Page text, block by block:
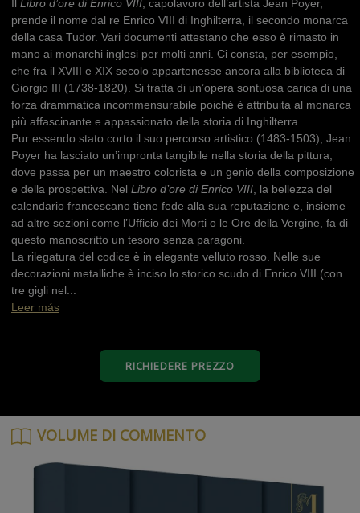
Il Libro d’ore di Enrico VIII , capolavoro dell’artista Jean Poyer,
prende il nome dal re Enrico VIII di Inghilterra, il secondo monarca
della casa Tudor. Vari documenti attestano che esso è rimasto in
mano ai monarchi inglesi per molti anni. Ci consta, per esempio,
che fra il XVIII e XIX secolo appartenesse ancora alla biblioteca di
Giorgio III (1738-1820). Si tratta di un’opera sontuosa carica di una
forza drammatica incommensurabile poiché è attribuita al monarca
più affascinante e appassionato della storia di Inghilterra.
Pur essendo stato corto il suo percorso artistico (1483-1503), Jean
Poyer ha lasciato un’impronta tangibile nella storia della pittura,
dove passa per un maestro colorista e un genio della composizione
e della prospettiva. Nel Libro d’ore di Enrico VIII , la bellezza del
calendario francescano tiene fede alla sua reputazione e, insieme
ad altre sezioni come l’Ufficio dei Morti o le Ore della Vergine, fa di
questo manoscritto un tesoro senza paragoni.
La rilegatura del codice è in elegante velluto rosso. Nelle sue
decorazioni metalliche è inciso lo storico scudo di Enrico VIII (con
tre gigli nel...
Leer más
RICHIEDERE PREZZO
VOLUME DI COMMENTO